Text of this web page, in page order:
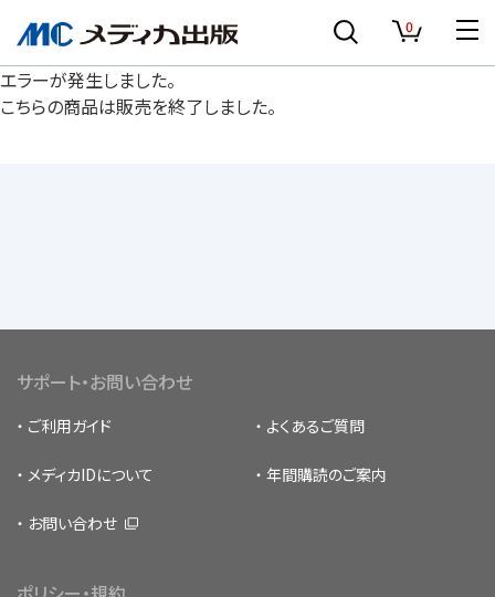
0
エラーが発生しました。
こちらの商品は販売を終了しました。
サポート・お問い合わせ
ご利用ガイド よくあるご質問
メディカIDについて 年間購読のご案内
お問い合わせ